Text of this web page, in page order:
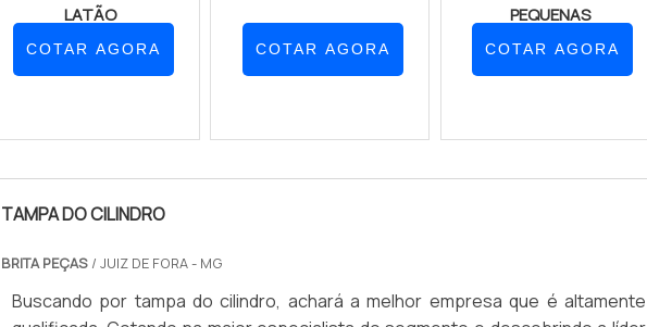
LATÃO
COTAR AGORA COTAR AGORA
PEQUENAS
COTAR AGORA
TAMPA DO CILINDRO
BRITA PEÇAS / JUIZ DE FORA - MG
Buscando por tampa do cilindro, achará a melhor empresa que é altamente